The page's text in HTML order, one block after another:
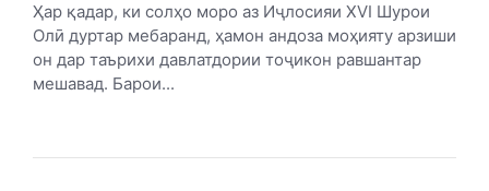
Ҳар қадар, ки солҳо моро аз Иҷлосияи XVI Шурои
Олӣ дуртар мебаранд, ҳамон андоза моҳияту арзиши
он дар таърихи давлатдории тоҷикон равшантар
мешавад. Барои...